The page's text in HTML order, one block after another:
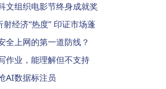
文组织电影节终身成就奖
射经济“热度” 印证市场蓬
全上网的第一道防线？
作业，能理解但不支持
AI数据标注员